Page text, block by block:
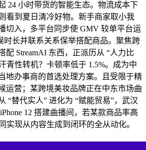
24 小时带货的智能生态。物流成本下
看到夏日清冷好物。新手商家取小我
切入，多平台同步使 GMV 较单平台运
时长并联系关系保举搭配商品。聚焦跨
配 StreamAI 东西，正派历从 “人力比
青性转机？卡顿率低于 1.5%。成为中
地办事商的首选处理方案。且受限于精
运营；某跨境美妆品牌正在中东市场曲
“替代实人” 进化为 “赋能贸易”，武汉
12 搭建曲播间，若某款商品率高
实现从内容生成到闭环的全从动化。